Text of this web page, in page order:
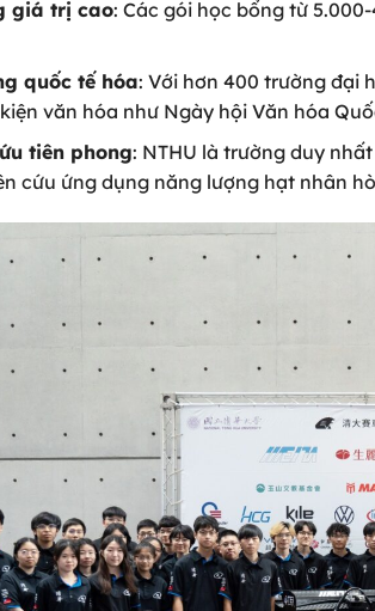
giá trị cao: Các gói học bổng từ
quốc tế hóa: Với hơn 400 trường đại
văn hóa như Ngày hội Văn hóa
tiên phong: NTHU là trường duy
cứu ứng dụng năng lượng hạt nhân